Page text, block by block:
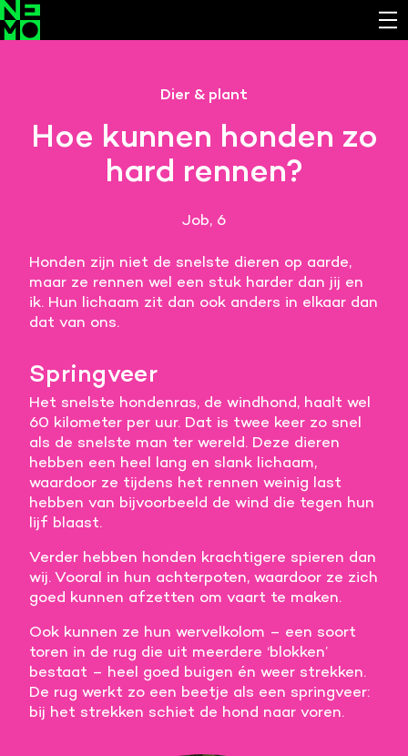
Dier & plant
Hoe kunnen honden zo
hard rennen?
Job, 6
Honden zijn niet de snelste dieren op aarde,
maar ze rennen wel een stuk harder dan jij en
ik. Hun lichaam zit dan ook anders in elkaar dan
dat van ons.
Springveer
Het snelste hondenras, de windhond, haalt wel
60 kilometer per uur. Dat is twee keer zo snel
als de snelste man ter wereld. Deze dieren
hebben een heel lang en slank lichaam,
waardoor ze tijdens het rennen weinig last
hebben van bijvoorbeeld de wind die tegen hun
lijf blaast.
Verder hebben honden krachtigere spieren dan
wij. Vooral in hun achterpoten, waardoor ze zich
goed kunnen afzetten om vaart te maken.
Ook kunnen ze hun wervelkolom – een soort
toren in de rug die uit meerdere ‘blokken’
bestaat – heel goed buigen én weer strekken.
De rug werkt zo een beetje als een springveer:
bij het strekken schiet de hond naar voren.
Noodzakelijk om de website laten werken.
Cookies van derde partijen
Noodzakelijk om content van externe bronnen te
Analystische cookies
verbeteren.
Marketing cookies
Verzamelt informatie over de klantreis.
Deze website maakt gebruik van cookies. Pas hier
je voorkeuren aan.
Meer informatie
Alle cookies accepteren
Voorkeuren opslaan